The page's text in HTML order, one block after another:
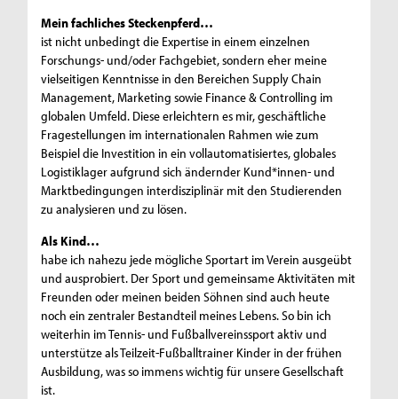
Mein fachliches Steckenpferd…
ist nicht unbedingt die Expertise in einem einzelnen
Forschungs- und/oder Fachgebiet, sondern eher meine
vielseitigen Kenntnisse in den Bereichen Supply Chain
Management, Marketing sowie Finance & Controlling im
globalen Umfeld. Diese erleichtern es mir, geschäftliche
Fragestellungen im internationalen Rahmen wie zum
Beispiel die Investition in ein vollautomatisiertes, globales
Logistiklager aufgrund sich ändernder Kund*innen- und
Marktbedingungen interdisziplinär mit den Studierenden
zu analysieren und zu lösen.
Als Kind…
habe ich nahezu jede mögliche Sportart im Verein ausgeübt
und ausprobiert. Der Sport und gemeinsame Aktivitäten mit
Freunden oder meinen beiden Söhnen sind auch heute
noch ein zentraler Bestandteil meines Lebens. So bin ich
weiterhin im Tennis- und Fußballvereinssport aktiv und
unterstütze als Teilzeit-Fußballtrainer Kinder in der frühen
Ausbildung, was so immens wichtig für unsere Gesellschaft
ist.